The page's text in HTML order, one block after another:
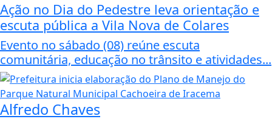
Ação no Dia do Pedestre leva orientação e
escuta pública a Vila Nova de Colares
Evento no sábado (08) reúne escuta
comunitária, educação no trânsito e atividades...
Alfredo Chaves